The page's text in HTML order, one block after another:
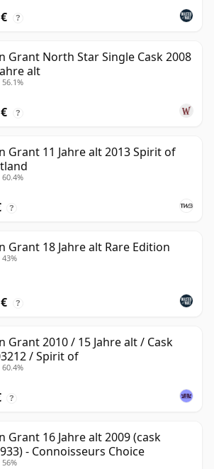
?
Grant North Star Single Cask 2008
alt
56.1%
?
Grant 11 Jahre alt 2013 Spirit of
60.4%
?
Grant 18 Jahre alt Rare Edition
43%
?
Grant 2010 / 15 Jahre alt / Cask
/ Spirit of
60.4%
?
Grant 16 Jahre alt 2009 (cask
- Connoisseurs Choice
56%